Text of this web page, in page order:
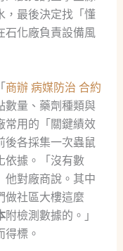
，最後決定找「懂
化廠負責設備風
商辦 病媒防治 合約
數量、藥劑種類與
常用的「關鍵績效
後各採集一次蟲鼠
依據。「沒有數
他對廠商說。其中
做社區大樓這麼
附檢測數據的。」
標。